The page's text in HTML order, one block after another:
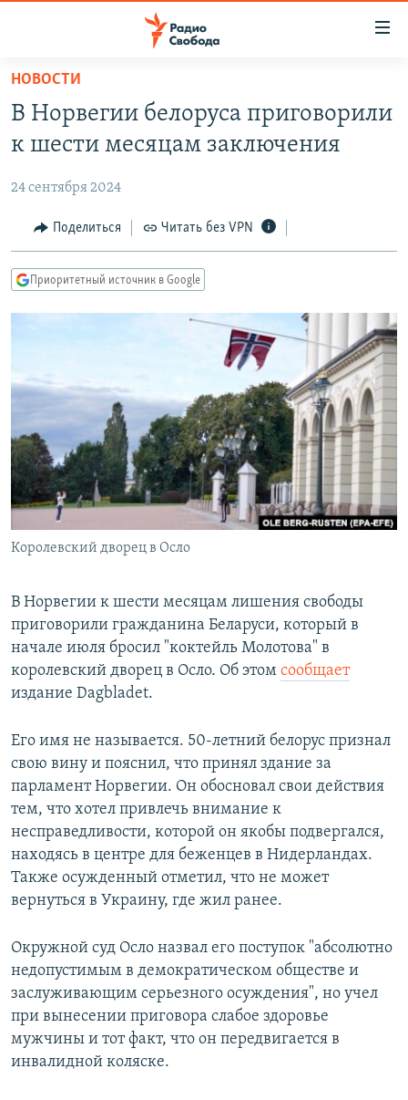
упрощенного
доступа
основному
Вернутся
главной
навигации
Вернутся
ПОДКАСТЫ
ЦИТАТЫ СВОБОДЫ
МНЕНИЯ
IDEL.РЕАЛИИ
СИБИРЬ.РЕАЛИИ
РАСПИСАНИЕ ВЕЩАНИЯ
ПОДПИШИТЕСЬ НА РАССЫЛКУ
СОЦИАЛЬНЫЕ СЕТИ
Все сайты РСЕ/РС
НОВОСТИ
В Норвегии белоруса приговорили
к шести месяцам заключения
24 сентября 2024
Поделиться Читать без VPN
Приоритетный источник в Google
Королевский дворец в Осло
В Норвегии к шести месяцам лишения свободы
приговорили гражданина Беларуси, который в
начале июля бросил "коктейль Молотова" в
королевский дворец в Осло. Об этом сообщает
издание Dagbladet.
Его имя не называется. 50-летний белорус признал
свою вину и пояснил, что принял здание за
парламент Норвегии. Он обосновал свои действия
тем, что хотел привлечь внимание к
несправедливости, которой он якобы подвергался,
находясь в центре для беженцев в Нидерландах.
Также осужденный отметил, что не может
вернуться в Украину, где жил ранее.
Окружной суд Осло назвал его поступок "абсолютно
недопустимым в демократическом обществе и
заслуживающим серьезного осуждения", но учел
при вынесении приговора слабое здоровье
мужчины и тот факт, что он передвигается в
инвалидной коляске.